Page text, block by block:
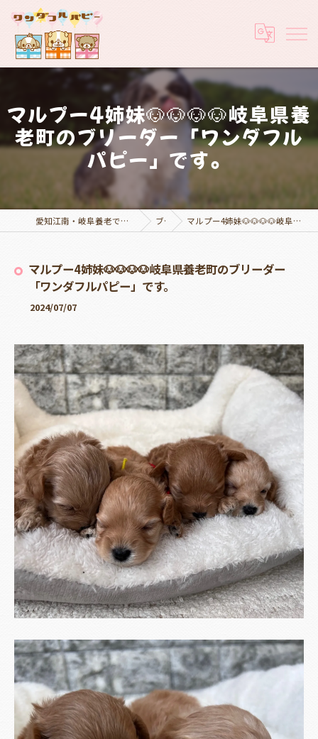
マルプー4姉妹🐶🐶🐶🐶岐阜県養
老町のブリーダー「ワンダフル
パピー」です。
愛知江南・岐阜養老でブリーダーなら実績豊富なワンダフルパピー ブログ マルプー4姉妹🐶🐶🐶🐶岐阜県養老町のブリーダー「ワンダフルパピー」です。
マルプー4姉妹🐶🐶🐶🐶岐阜県養老町のブリーダー
「ワンダフルパピー」です。
2024/07/07